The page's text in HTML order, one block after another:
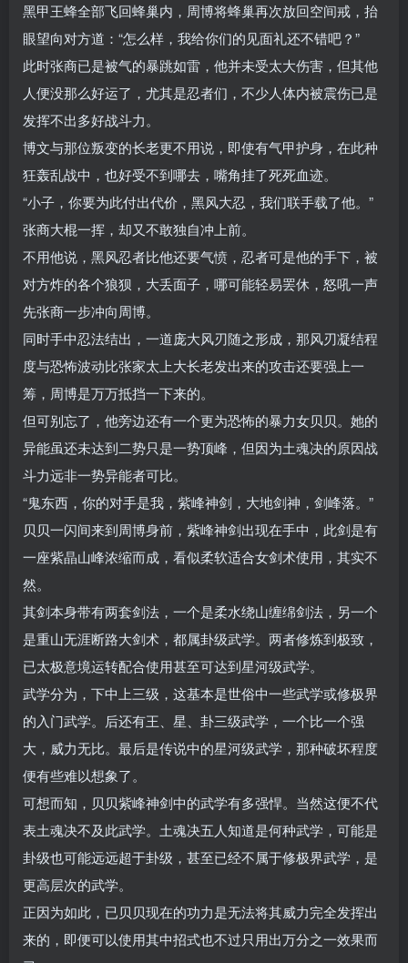
黑甲王蜂全部飞回蜂巢内，周博将蜂巢再次放回空间戒，抬
眼望向对方道：“怎么样，我给你们的见面礼还不错吧？”
此时张商已是被气的暴跳如雷，他并未受太大伤害，但其他
人便没那么好运了，尤其是忍者们，不少人体内被震伤已是
发挥不出多好战斗力。
博文与那位叛变的长老更不用说，即使有气甲护身，在此种
狂轰乱战中，也好受不到哪去，嘴角挂了死死血迹。
“小子，你要为此付出代价，黑风大忍，我们联手载了他。”
张商大棍一挥，却又不敢独自冲上前。
不用他说，黑风忍者比他还要气愤，忍者可是他的手下，被
对方炸的各个狼狈，大丢面子，哪可能轻易罢休，怒吼一声
先张商一步冲向周博。
同时手中忍法结出，一道庞大风刃随之形成，那风刃凝结程
度与恐怖波动比张家太上大长老发出来的攻击还要强上一
筹，周博是万万抵挡一下来的。
但可别忘了，他旁边还有一个更为恐怖的暴力女贝贝。她的
异能虽还未达到二势只是一势顶峰，但因为土魂决的原因战
斗力远非一势异能者可比。
“鬼东西，你的对手是我，紫峰神剑，大地剑神，剑峰落。”
贝贝一闪间来到周博身前，紫峰神剑出现在手中，此剑是有
一座紫晶山峰浓缩而成，看似柔软适合女剑术使用，其实不
然。
其剑本身带有两套剑法，一个是柔水绕山缠绵剑法，另一个
是重山无涯断路大剑术，都属卦级武学。两者修炼到极致，
已太极意境运转配合使用甚至可达到星河级武学。
武学分为，下中上三级，这基本是世俗中一些武学或修极界
的入门武学。后还有王、星、卦三级武学，一个比一个强
大，威力无比。最后是传说中的星河级武学，那种破坏程度
便有些难以想象了。
可想而知，贝贝紫峰神剑中的武学有多强悍。当然这便不代
表土魂决不及此武学。土魂决五人知道是何种武学，可能是
卦级也可能远远超于卦级，甚至已经不属于修极界武学，是
更高层次的武学。
正因为如此，已贝贝现在的功力是无法将其威力完全发挥出
来的，即便可以使用其中招式也不过只用出万分之一效果而